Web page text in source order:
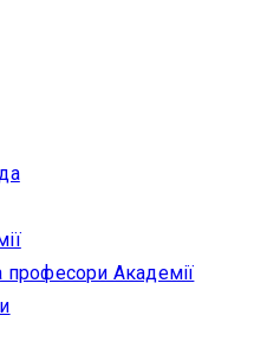
професори Академії